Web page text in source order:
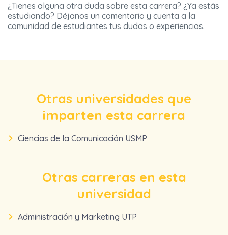
¿Tienes alguna otra duda sobre esta carrera? ¿Ya estás
estudiando? Déjanos un comentario y cuenta a la
comunidad de estudiantes tus dudas o experiencias.
Otras universidades que
imparten esta carrera
Ciencias de la Comunicación USMP
Otras carreras en esta
universidad
Administración y Marketing UTP